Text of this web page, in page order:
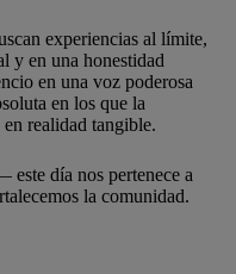
experiencias al límite,
y en una honestidad
en una voz poderosa
en los que la
realidad tangible.
este día nos pertenece a
la comunidad.